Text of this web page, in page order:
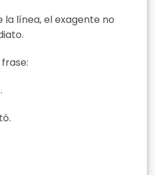
la línea, el exagente no